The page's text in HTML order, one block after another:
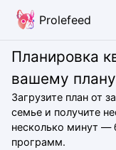
Prolefeed
Планировка
вашему плану
Загрузите план от
семье и получите
несколько минут —
программ.